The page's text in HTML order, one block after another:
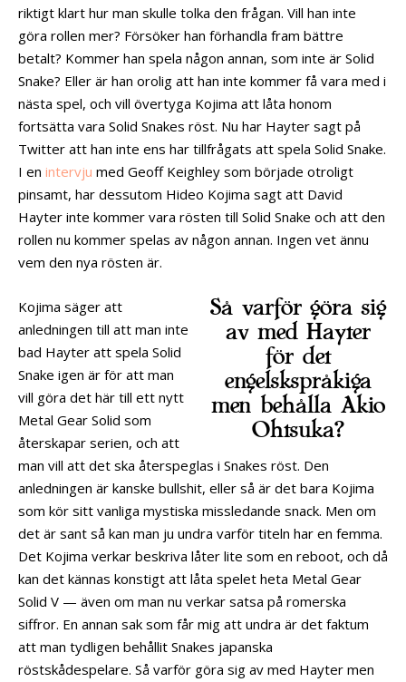
riktigt klart hur man skulle tolka den frågan. Vill han inte
göra rollen mer? Försöker han förhandla fram bättre
betalt? Kommer han spela någon annan, som inte är Solid
Snake? Eller är han orolig att han inte kommer få vara med i
nästa spel, och vill övertyga Kojima att låta honom
fortsätta vara Solid Snakes röst. Nu har Hayter sagt på
Twitter att han inte ens har tillfrågats att spela Solid Snake.
I en intervju med Geoff Keighley som började otroligt
pinsamt, har dessutom Hideo Kojima sagt att David
Hayter inte kommer vara rösten till Solid Snake och att den
rollen nu kommer spelas av någon annan. Ingen vet ännu
vem den nya rösten är.
Så varför göra sig
av med Hayter
för det
engelskspråkiga
men behålla Akio
Ohtsuka?
Kojima säger att
anledningen till att man inte
bad Hayter att spela Solid
Snake igen är för att man
vill göra det här till ett nytt
Metal Gear Solid som
återskapar serien, och att
man vill att det ska återspeglas i Snakes röst. Den
anledningen är kanske bullshit, eller så är det bara Kojima
som kör sitt vanliga mystiska missledande snack. Men om
det är sant så kan man ju undra varför titeln har en femma.
Det Kojima verkar beskriva låter lite som en reboot, och då
kan det kännas konstigt att låta spelet heta Metal Gear
Solid V — även om man nu verkar satsa på romerska
siffror. En annan sak som får mig att undra är det faktum
att man tydligen behållit Snakes japanska
röstskådespelare. Så varför göra sig av med Hayter men